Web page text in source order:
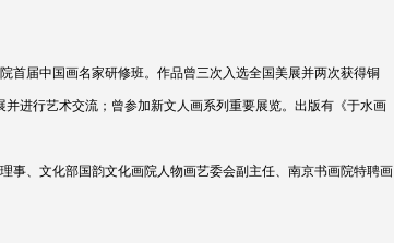
届中国画名家研修班。作品曾三次入选全国美展并两次获得铜
进行艺术交流；曾参加新文人画系列重要展览。出版有《于水画
、文化部国韵文化画院人物画艺委会副主任、南京书画院特聘画